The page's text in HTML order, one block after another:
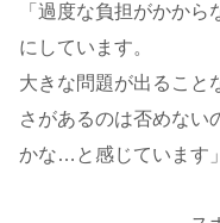
「過度な負担がかか
にしています。
大きな問題が出ること
さがあるのは否めない
かな…と感じています